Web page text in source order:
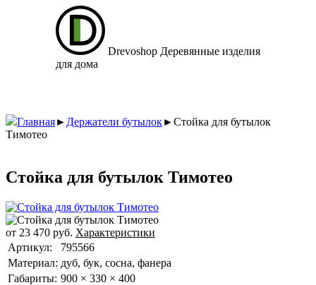
Drevoshop Деревянные изделия
для дома
Главная► Держатели бутылок►Стойка для бутылок
Тимотео
Стойка для бутылок Тимотео
от 23 470 руб. Характеристики
Артикул:
795566
Материал: дуб, бук, сосна, фанера
Габариты: 900 × 330 × 400